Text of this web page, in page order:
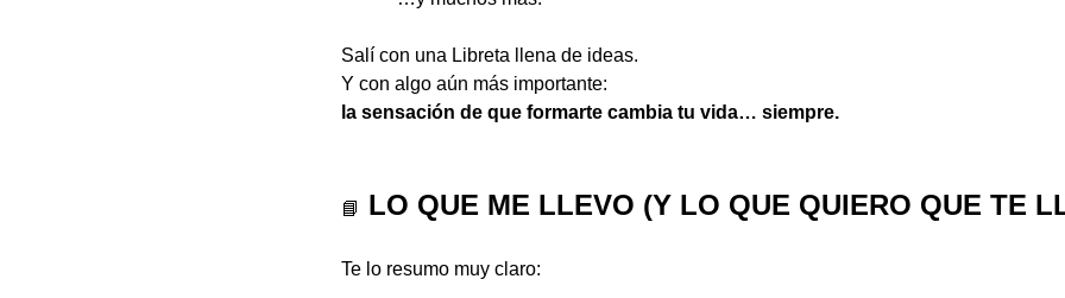
Salí con una Libreta llena de ideas.
Y con algo aún más importante:
la sensación de que formarte cambia tu vida… siempre.
📘 LO QUE ME LLEVO (Y LO QUE QUIERO QUE TE
Te lo resumo muy claro: